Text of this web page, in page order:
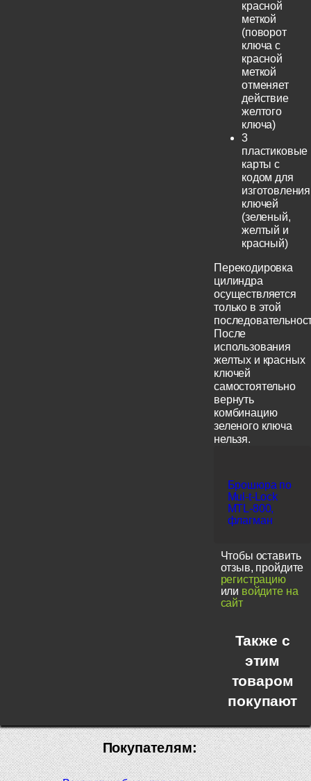
красной
меткой
(поворот
ключа с
красной
меткой
отменяет
действие
желтого
ключа)
3
пластиковые
карты с
кодом для
изготовления
ключей
(зеленый,
желтый и
красный)
Перекодировка
цилиндра
осуществляется
только в этой
После
использования
желтых и красных
ключей
самостоятельно
вернуть
комбинацию
зеленого ключа
нельзя.
Брошюра по
Mul-t-Lock
MTL-800,
флагман
Чтобы оставить
отзыв, пройдите
регистрацию
или войдите на
сайт
Также с
этим
товаром
покупают
Покупателям: